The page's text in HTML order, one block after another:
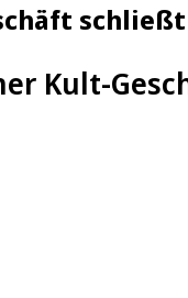
schließt
Kult-